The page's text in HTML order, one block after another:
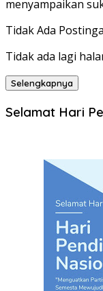
menyampaikan
Tidak Ada
Tidak ada lagi
Selengkapnya
Selamat Hari